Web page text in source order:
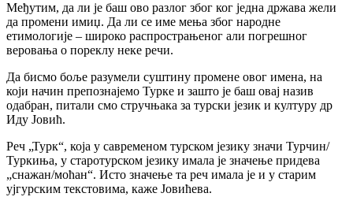
Међутим, да ли је баш ово разлог због ког једна држава жели
да промени имиџ. Да ли се име мења због народне
етимологије – широко распрострањеног али погрешног
веровања о пореклу неке речи.
Да бисмо боље разумели суштину промене овог имена, на
који начин препознајемо Турке и зашто је баш овај назив
одабран, питали смо стручњака за турски језик и културу др
Иду Јовић.
Реч „Турк“, која у савременом турском језику значи Турчин/
Туркиња, у старотурском језику имала је значење придева
„снажан/моћан“. Исто значење та реч имала је и у старим
ујгурским текстовима, каже Јовићева.